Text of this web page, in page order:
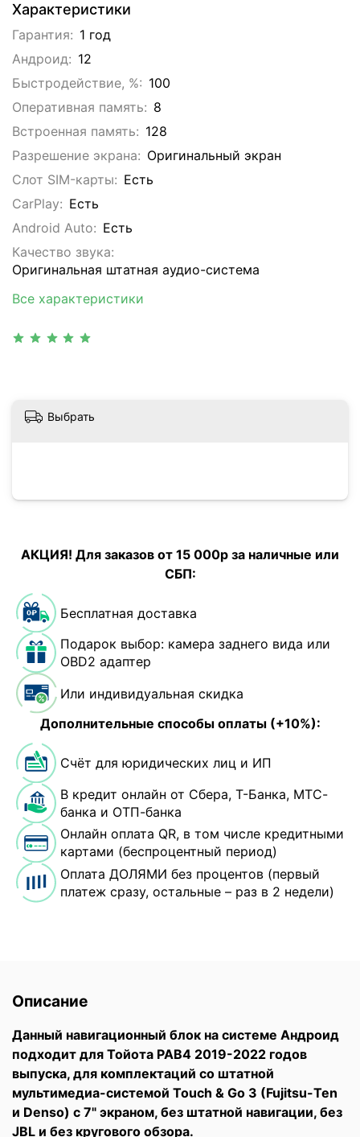
Характеристики
Гарантия: 1 год
Андроид: 12
Быстродействие, %: 100
Оперативная память: 8
Встроенная память: 128
Разрешение экрана: Оригинальный экран
Слот SIM-карты: Eсть
CarPlay: Есть
Android Auto: Есть
Качество звука:
Оригинальная штатная аудио-система
Все характеристики
Выбрать
АКЦИЯ! Для заказов от 15 000р за наличные или
СБП:
Бесплатная доставка
Подарок выбор: камера заднего вида или
OBD2 адаптер
Или индивидуальная скидка
Дополнительные способы оплаты (+10%):
Счёт для юридических лиц и ИП
В кредит онлайн от Сбера, Т-Банка, МТС-
банка и ОТП-банка
Онлайн оплата QR, в том числе кредитными
картами (беспроцентный период)
Оплата ДОЛЯМИ без процентов (первый
платеж сразу, остальные – раз в 2 недели)
Описание
Данный навигационный блок на системе Андроид
подходит для Тойота РАВ4 2019-2022 годов
выпуска, для комплектаций со штатной
мультимедиа-системой Touch & Go 3 (Fujitsu-Ten
и Denso) с 7" экраном, без штатной навигации, без
JBL и без кругового обзора.